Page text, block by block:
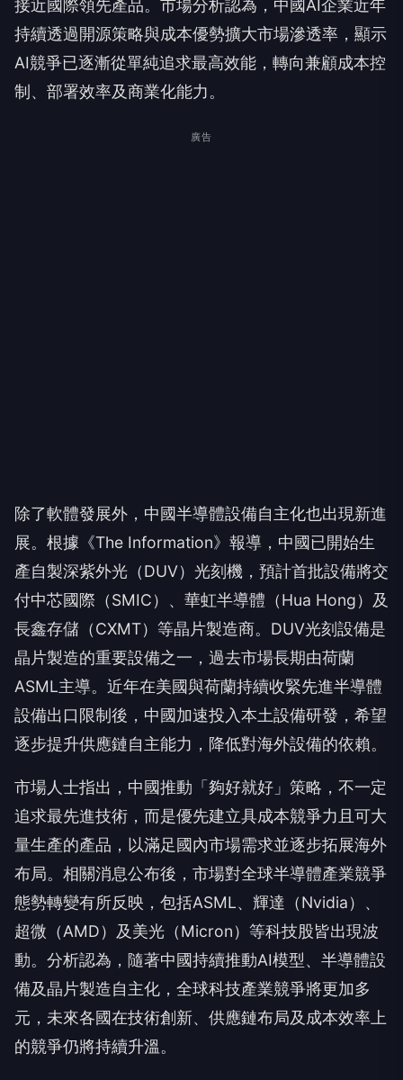
接近國際領先產品。市場分析認為，中國AI企業近年
持續透過開源策略與成本優勢擴大市場滲透率，顯示
AI競爭已逐漸從單純追求最高效能，轉向兼顧成本控
制、部署效率及商業化能力。
廣告
除了軟體發展外，中國半導體設備自主化也出現新進
展。根據《The Information》報導，中國已開始生
產自製深紫外光（DUV）光刻機，預計首批設備將交
付中芯國際（SMIC）、華虹半導體（Hua Hong）及
長鑫存儲（CXMT）等晶片製造商。DUV光刻設備是
晶片製造的重要設備之一，過去市場長期由荷蘭
ASML主導。近年在美國與荷蘭持續收緊先進半導體
設備出口限制後，中國加速投入本土設備研發，希望
逐步提升供應鏈自主能力，降低對海外設備的依賴。
市場人士指出，中國推動「夠好就好」策略，不一定
追求最先進技術，而是優先建立具成本競爭力且可大
量生產的產品，以滿足國內市場需求並逐步拓展海外
布局。相關消息公布後，市場對全球半導體產業競爭
態勢轉變有所反映，包括ASML、輝達（Nvidia）、
超微（AMD）及美光（Micron）等科技股皆出現波
動。分析認為，隨著中國持續推動AI模型、半導體設
備及晶片製造自主化，全球科技產業競爭將更加多
元，未來各國在技術創新、供應鏈布局及成本效率上
的競爭仍將持續升溫。